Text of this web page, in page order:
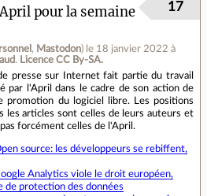
pour la semaine
, Mastodon) le 18 janvier 2022 à
. Licence CC By‑SA.
17
presse sur Internet fait partie du travail
par l'April dans le cadre de son action de
promotion du logiciel libre. Les positions
les articles sont celles de leurs auteurs et
forcément celles de l'April.
source: les développeurs se rebiffent,
Analytics viole le droit européen,
de protection des données